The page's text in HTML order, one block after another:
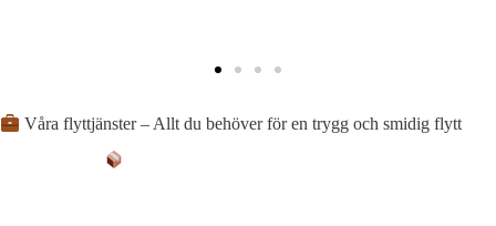
Våra flyttjänster – Allt du behöver för en trygg och smidig flytt